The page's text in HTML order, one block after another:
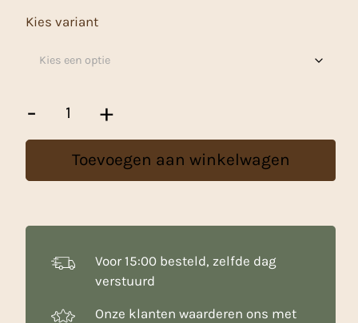
Kies variant
-
Schildjes
Pasen"
+
Toevoegen aan winkelwagen
Voor 15:00 besteld, zelfde dag
verstuurd
Onze klanten waarderen ons met